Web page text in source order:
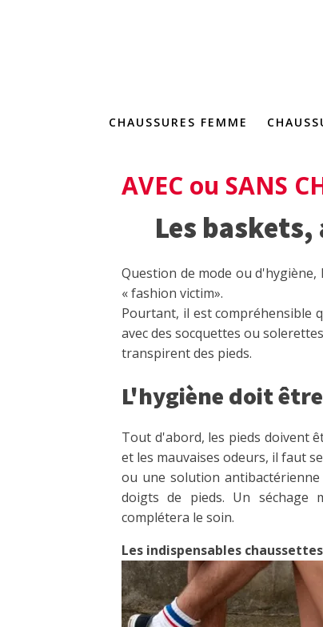
CHAUSSURES FEMME
AVEC ou SANS
Les baskets,
Question de mode ou
« fashion victim».
Pourtant, il est compréhensible
avec des socquettes ou
transpirent des pieds.
L'hygiène doit
Tout d'abord, les pieds doivent
et les mauvaises odeurs, il faut
ou une solution
doigts de pieds. Un séchage
complétera le soin.
Les indispensables